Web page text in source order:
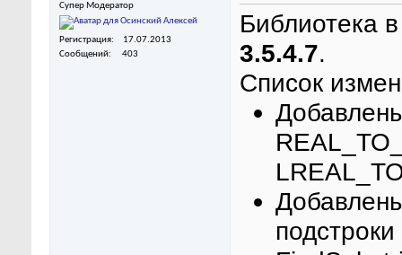
Супер Модератор
Регистрация
17.07.2013
Сообщений
403
Библиотека
3.5.4.7.
Список